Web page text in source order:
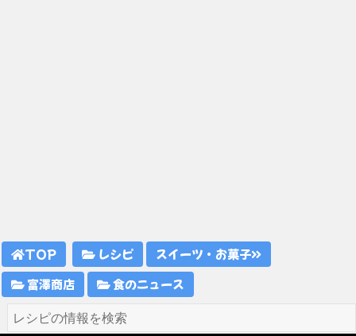
TOP レシピ
スイーツ・お菓子
富澤商店
食のニュース